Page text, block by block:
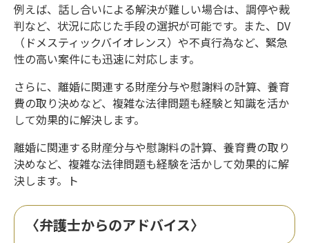
例えば、話し合いによる解決が難しい場合は、調停や裁
判など、状況に応じた手段の選択が可能です。また、DV
（ドメスティックバイオレンス）や不貞行為など、緊急
性の高い案件にも迅速に対応します。
さらに、離婚に関連する財産分与や慰謝料の計算、養育
費の取り決めなど、複雑な法律問題も経験と知識を活か
して効果的に解決します。
離婚に関連する財産分与や慰謝料の計算、養育費の取り
決めなど、複雑な法律問題も経験を活かして効果的に解
決します。ト
〈弁護士からのアドバイス〉